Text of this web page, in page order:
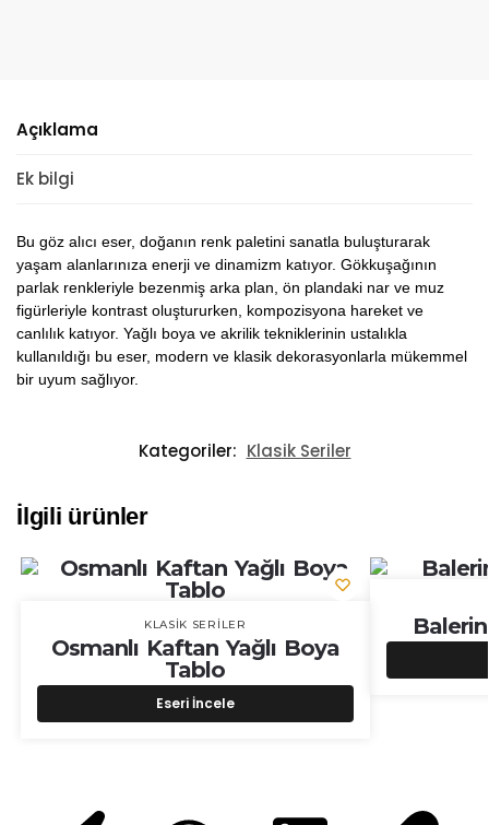
Açıklama
Ek bilgi
Bu göz alıcı eser, doğanın renk paletini sanatla buluşturarak
yaşam alanlarınıza enerji ve dinamizm katıyor. Gökkuşağının
parlak renkleriyle bezenmiş arka plan, ön plandaki nar ve muz
figürleriyle kontrast oluştururken, kompozisyona hareket ve
canlılık katıyor. Yağlı boya ve akrilik tekniklerinin ustalıkla
kullanıldığı bu eser, modern ve klasik dekorasyonlarla mükemmel
bir uyum sağlıyor.
Kategoriler: Klasik Seriler
İlgili ürünler
KLASIK SERILER
Osmanlı Kaftan Yağlı Boya
Tablo
Eseri İncele